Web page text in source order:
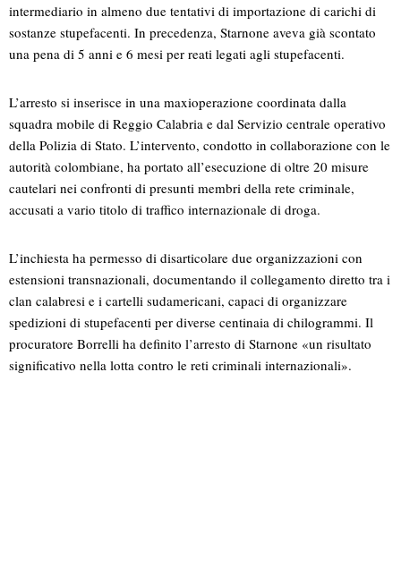
intermediario in almeno due tentativi di importazione di carichi di
sostanze stupefacenti. In precedenza, Starnone aveva già scontato
una pena di 5 anni e 6 mesi per reati legati agli stupefacenti.
L’arresto si inserisce in una maxi­operazione coordinata dalla
squadra mobile di Reggio Calabria e dal Servizio centrale operativo
della Polizia di Stato. L’intervento, condotto in collaborazione con le
autorità colombiane, ha portato all’esecuzione di oltre 20 misure
cautelari nei confronti di presunti membri della rete criminale,
accusati a vario titolo di traffico internazionale di droga.
L’inchiesta ha permesso di disarticolare due organizzazioni con
estensioni transnazionali, documentando il collegamento diretto tra i
clan calabresi e i cartelli sudamericani, capaci di organizzare
spedizioni di stupefacenti per diverse centinaia di chilogrammi. Il
procuratore Borrelli ha definito l’arresto di Starnone «un risultato
significativo nella lotta contro le reti criminali internazionali».